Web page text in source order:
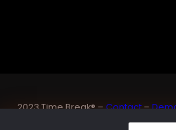
2023 Time Break® –Contact–
Sponsoriser un joueur de padel